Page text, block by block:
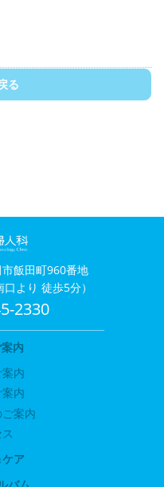
る
飯田町960番地
より 徒歩5分）
2330
内
内
内
案内
ア